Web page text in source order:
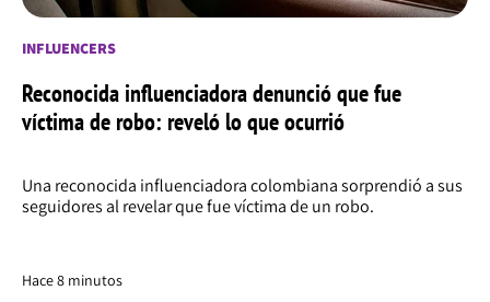
INFLUENCERS
Reconocida influenciadora denunció que fue
víctima de robo: reveló lo que ocurrió
Una reconocida influenciadora colombiana sorprendió a sus
seguidores al revelar que fue víctima de un robo.
Hace 8 minutos